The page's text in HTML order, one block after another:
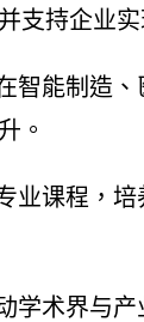
支持企业实
智能制造
。
业课程，
学术界与